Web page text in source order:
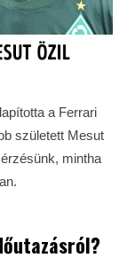
a Ferrari
született Mesut
mintha